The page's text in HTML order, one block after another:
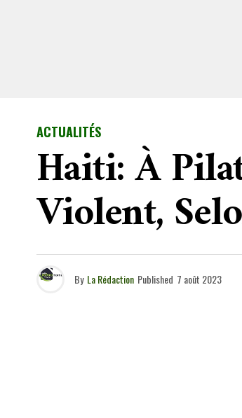
ACTUALITÉS
Haiti: À
Violent,
By La Rédaction Published 7 août 2023